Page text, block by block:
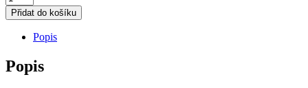
THULE
EVO
FixPoint
710700
množství
Přidat do košíku
Popis
Popis